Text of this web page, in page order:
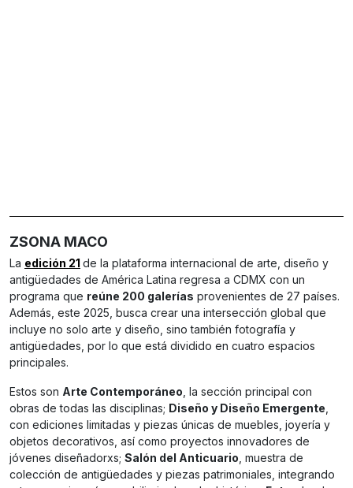
ZSONA MACO
La edición 21 de la plataforma internacional de arte, diseño y
antigüedades de América Latina regresa a CDMX con un
programa que reúne 200 galerías provenientes de 27 países.
Además, este 2025, busca crear una intersección global que
incluye no solo arte y diseño, sino también fotografía y
antigüedades, por lo que está dividido en cuatro espacios
principales.
Estos son Arte Contemporáneo , la sección principal con
obras de todas las disciplinas; Diseño y Diseño Emergente
con ediciones limitadas y piezas únicas de muebles, joyería y
objetos decorativos, así como proyectos innovadores de
jóvenes diseñadorxs; Salón del Anticuario , muestra de
colección de antigüedades y piezas patrimoniales, integrando